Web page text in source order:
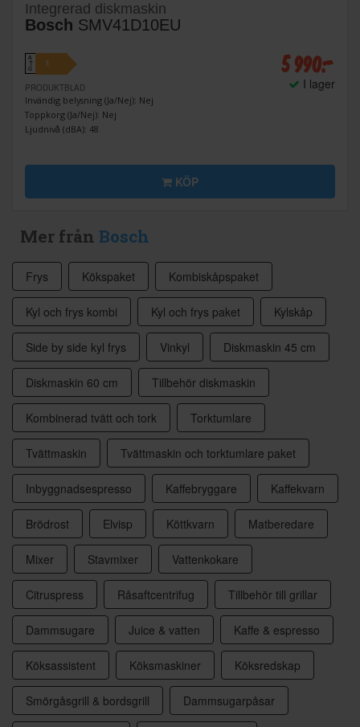
Integrerad diskmaskin
Bosch SMV41D10EU
A
↑
G
E
PRODUKTBLAD
Invändig belysning (Ja/Nej): Nej
Toppkorg (Ja/Nej): Nej
Ljudnivå (dBA): 48
5 990:-
I lager
KÖP
Mer från Bosch
Frys Kökspaket Kombiskåpspaket
Kyl och frys kombi Kyl och frys paket Kylskåp
Side by side kyl frys Vinkyl Diskmaskin 45 cm
Diskmaskin 60 cm Tillbehör diskmaskin
Kombinerad tvätt och tork Torktumlare
Tvättmaskin Tvättmaskin och torktumlare paket
Inbyggnadsespresso Kaffebryggare Kaffekvarn
Brödrost Elvisp Köttkvarn Matberedare
Mixer Stavmixer Vattenkokare
Citruspress Råsaftcentrifug Tillbehör till grillar
Dammsugare Juice & vatten Kaffe & espresso
Köksassistent Köksmaskiner Köksredskap
Smörgåsgrill & bordsgrill Dammsugarpåsar